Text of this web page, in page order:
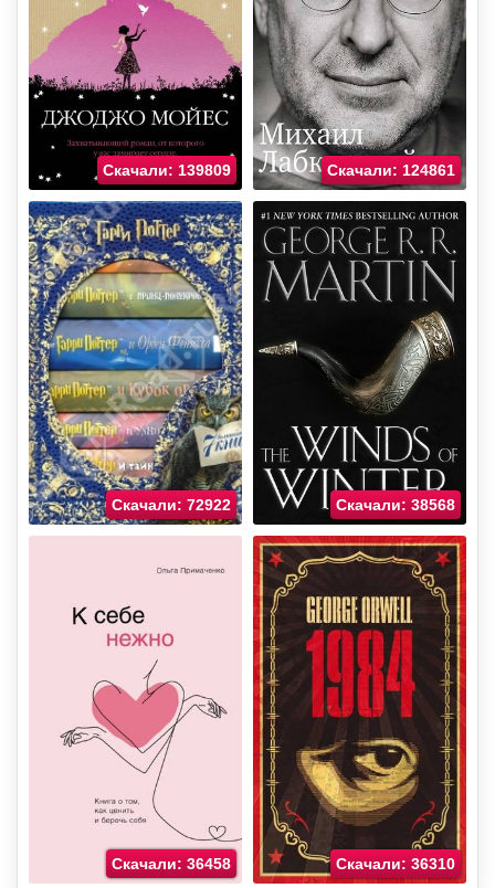
Скачали: 139809 Скачали: 124861
Скачали: 72922 Скачали: 38568
Скачали: 36458 Скачали: 36310